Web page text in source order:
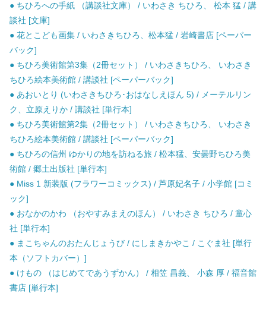
● ちひろへの手紙 （講談社文庫） / いわさき ちひろ、 松本 猛 / 講
談社 [文庫]
● 花とこども画集 / いわさきちひろ、松本猛 / 岩崎書店 [ペーパー
バック]
● ちひろ美術館第3集（2冊セット） / いわさきちひろ、 いわさき
ちひろ絵本美術館 / 講談社 [ペーパーバック]
● あおいとり (いわさきちひろ･おはなしえほん 5) / メーテルリン
ク、立原えりか / 講談社 [単行本]
● ちひろ美術館第2集（2冊セット） / いわさきちひろ、 いわさき
ちひろ絵本美術館 / 講談社 [ペーパーバック]
● ちひろの信州 ゆかりの地を訪ねる旅 / 松本猛、安曇野ちひろ美
術館 / 郷土出版社 [単行本]
● Miss 1 新装版 (フラワーコミックス) / 芦原妃名子 / 小学館 [コミ
ック]
● おなかのかわ （おやすみまえのほん） / いわさき ちひろ / 童心
社 [単行本]
● まこちゃんのおたんじょうび / にしまきかやこ / こぐま社 [単行
本（ソフトカバー）]
● けもの （はじめてであうずかん） / 相笠 昌義、 小森 厚 / 福音館
書店 [単行本]